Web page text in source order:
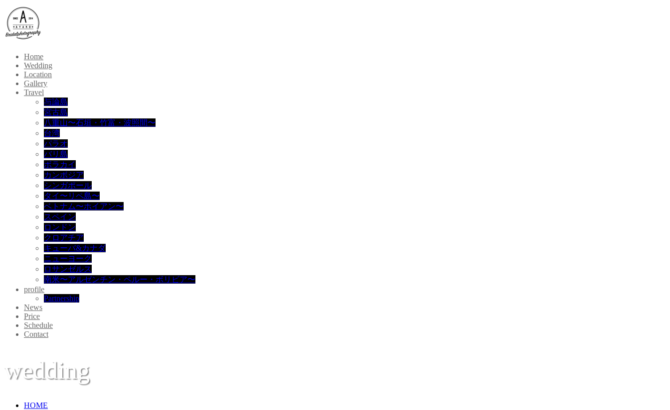
Home
Wedding
Location
Gallery
Travel
与論島
宮古島
八重山〜石垣・竹富・波照間〜
台湾
パラオ
バリ島
ボラカイ
カンボジア
シンガポール
タイ〜リペ島〜
ベトナム〜ホイアン〜
スペイン
ロンドン
クロアチア
キューバ&カナダ
ニューヨーク
ロサンゼルス
南米〜アルゼンチン・ペルー・ボリビア〜
profile
Partnership
News
Price
Schedule
Contact
wedding
HOME